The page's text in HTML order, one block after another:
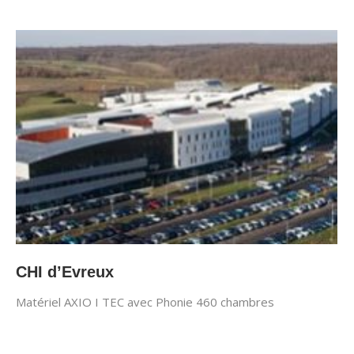
CHI d’Evreux
Matériel AXIO I TEC avec Phonie 460 chambres